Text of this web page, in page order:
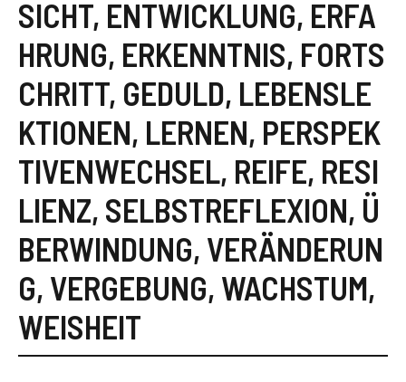
SICHT, ENTWICKLUNG, ERFA
HRUNG, ERKENNTNIS, FORTS
CHRITT, GEDULD, LEBENSLE
KTIONEN, LERNEN, PERSPEK
TIVENWECHSEL, REIFE, RESI
LIENZ, SELBSTREFLEXION, Ü
BERWINDUNG, VERÄNDERUN
G, VERGEBUNG, WACHSTUM,
WEISHEIT